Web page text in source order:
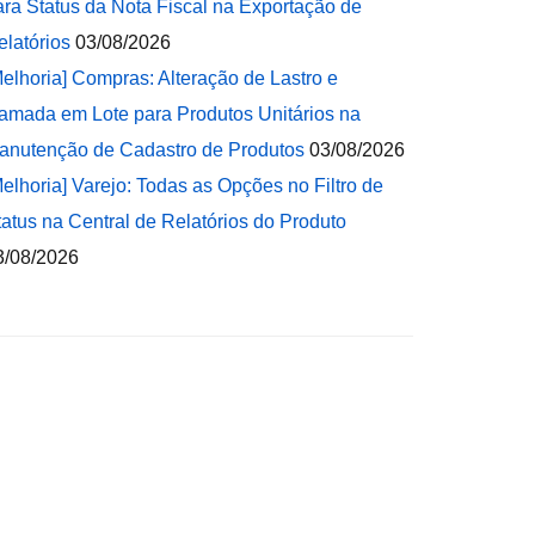
Status da Nota Fiscal na Exportação de
03/08/2026
Compras: Alteração de Lastro e
em Lote para Produtos Unitários na
de Cadastro de Produtos 03/08/2026
Varejo: Todas as Opções no Filtro de
na Central de Relatórios do Produto
08/2026